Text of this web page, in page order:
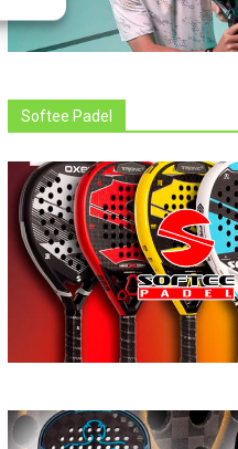
Softee Padel